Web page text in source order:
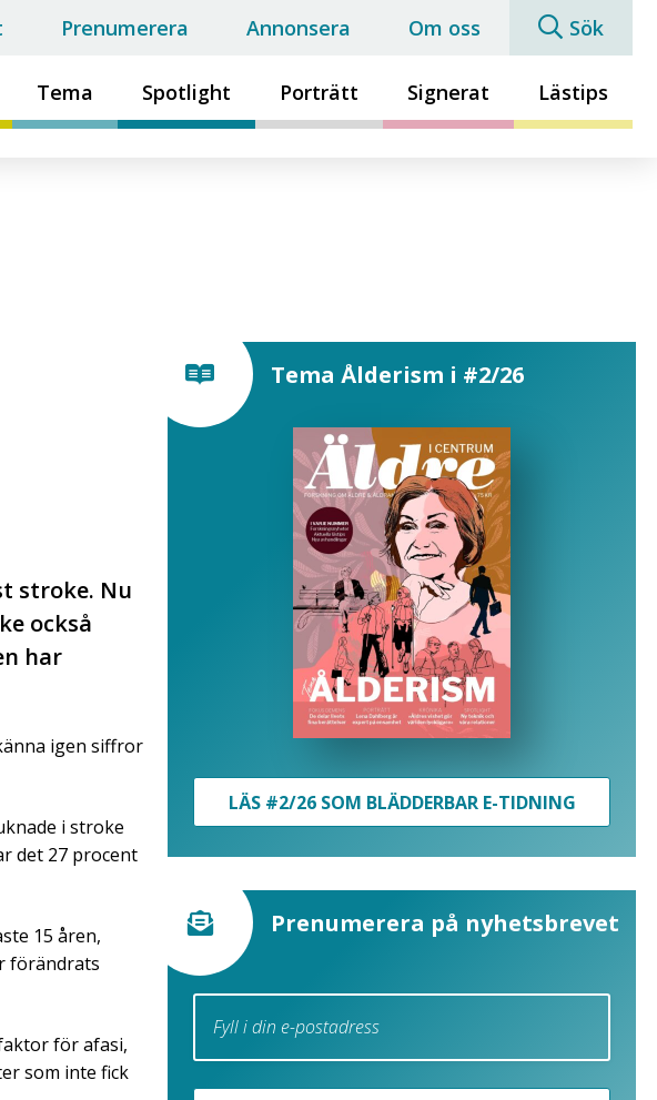
Tema Spotlight Porträtt Signerat Lästips
Prenumerera Annonsera Om oss Sök
stroke. Nu
också
har
igen siffror
i stroke
det 27 procent
15 åren,
förändrats
för afasi,
som inte fick
Tema Ålderism i #2/26
LÄS #2/26 SOM BLÄDDERBAR E-TIDNING
Prenumerera på nyhetsbrevet